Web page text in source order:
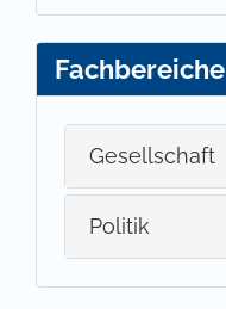
Fachbereiche
Gesellschaft
Politik